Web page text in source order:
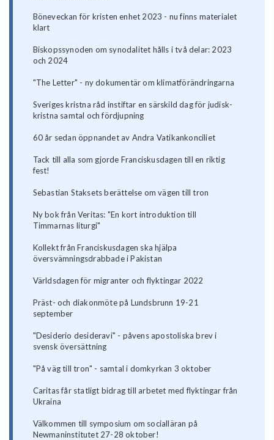
Böneveckan för kristen enhet 2023 - nu finns materialet
klart
Biskopssynoden om synodalitet hålls i två delar: 2023
och 2024
"The Letter" - ny dokumentär om klimatförändringarna
Sveriges kristna råd instiftar en särskild dag för judisk-
kristna samtal och fördjupning
60 år sedan öppnandet av Andra Vatikankonciliet
Tack till alla som gjorde Franciskusdagen till en riktig
fest!
Sebastian Staksets berättelse om vägen till tron
Ny bok från Veritas: "En kort introduktion till
Timmarnas liturgi"
Kollekt från Franciskusdagen ska hjälpa
översvämningsdrabbade i Pakistan
Världsdagen för migranter och flyktingar 2022
Präst- och diakonmöte på Lundsbrunn 19-21
september
"Desiderio desideravi" - påvens apostoliska brev i
svensk översättning
"På väg till tron" - samtal i domkyrkan 3 oktober
Caritas får statligt bidrag till arbetet med flyktingar från
Ukraina
Välkommen till symposium om socialläran på
Newmaninstitutet 27-28 oktober!